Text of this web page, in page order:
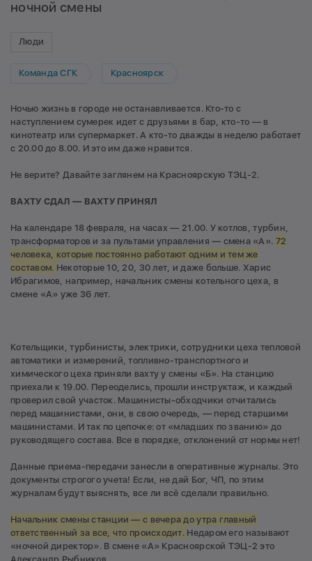
ночной смены
Люди
Команда СГК Красноярск
Ночью жизнь в городе не останавливается. Кто-то с
наступлением сумерек идет с друзьями в бар, кто-то — в
кинотеатр или супермаркет. А кто-то дважды в неделю работает
с 20.00 до 8.00. И это им даже нравится.
Не верите? Давайте заглянем на Красноярскую ТЭЦ-2.
ВАХТУ СДАЛ — ВАХТУ ПРИНЯЛ
На календаре 18 февраля, на часах — 21.00. У котлов, турбин,
трансформаторов и за пультами управления — смена «А». 72
человека, которые постоянно работают одним и тем же
составом. Некоторые 10, 20, 30 лет, и даже больше. Харис
Ибрагимов, например, начальник смены котельного цеха, в
смене «А» уже 36 лет.
Котельщики, турбинисты, электрики, сотрудники цеха тепловой
автоматики и измерений, топливно-транспортного и
химического цеха приняли вахту у смены «Б». На станцию
приехали к 19.00. Переоделись, прошли инструктаж, и каждый
проверил свой участок. Машинисты-обходчики отчитались
перед машинистами, они, в свою очередь, — перед старшими
машинистами. И так по цепочке: от «младших по званию» до
руководящего состава. Все в порядке, отклонений от нормы нет!
Данные приема-передачи занесли в оперативные журналы. Это
документы строгого учета! Если, не дай Бог, ЧП, по этим
журналам будут выяснять, все ли всё сделали правильно.
Начальник смены станции — с вечера до утра главный
ответственный за все, что происходит. Недаром его называют
«ночной директор». В смене «А» Красноярской ТЭЦ-2 это